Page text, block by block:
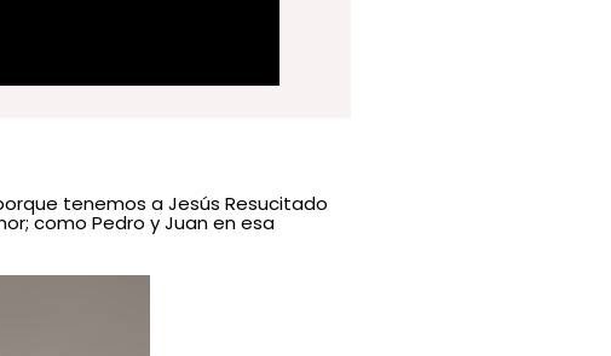
tenemos a Jesús Resucitado
como Pedro y Juan en esa